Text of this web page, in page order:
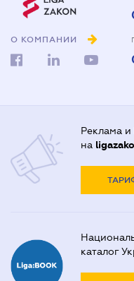
О КОМПАНИИ
Реклама и
на
каталог